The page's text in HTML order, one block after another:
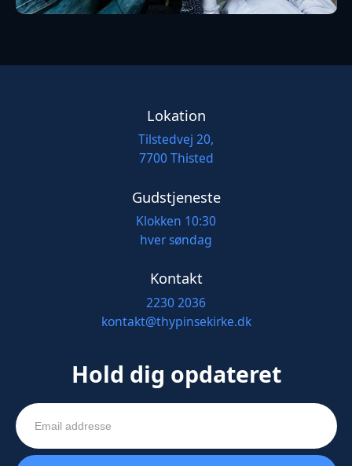
Hold dig opdateret
Lokation
Tilstedvej 20,
7700 Thisted
Gudstjeneste
Klokken 10:30
hver søndag
Kontakt
2230 2036
kontakt@thypinsekirke.dk